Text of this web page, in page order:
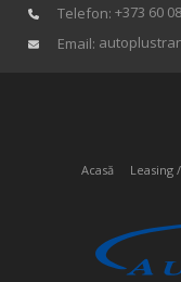
Telefon: +373 60
Email:
Acasă Leasing